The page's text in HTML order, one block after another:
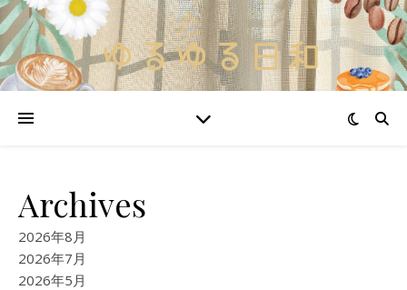
Archives
2026年8月
2026年7月
2026年5月